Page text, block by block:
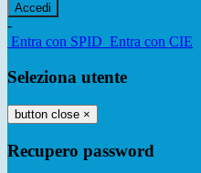
-
Entra con SPID Entra con CIE
Seleziona utente
button close ×
Recupero password